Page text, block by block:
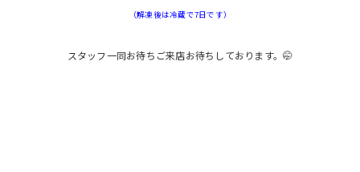
（解凍後は冷蔵で7日です）
スタッフ一同お待ちご来店お待ちしております。🤭